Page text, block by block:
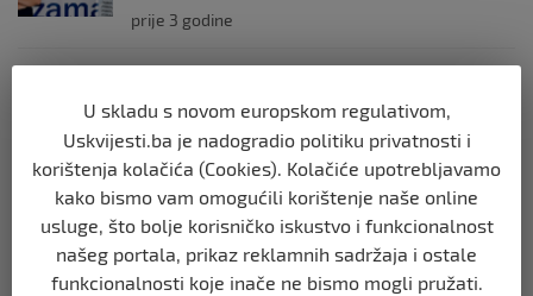
prije 3 godine
Pušenje u tinejdžerskoj dobi povezano s
manjom moći mozga!
prije 3 godine
ZDRAVLJE
U Bosni i Hercegovini nedostaje čak 50
posto ljekara opće prakse
U skladu s novom europskom regulativom,
Uskvijesti.ba je nadogradio politiku privatnosti i
korištenja kolačića (Cookies). Kolačiće upotrebljavamo
kako bismo vam omogućili korištenje naše online
usluge, što bolje korisničko iskustvo i funkcionalnost
našeg portala, prikaz reklamnih sadržaja i ostale
funkcionalnosti koje inače ne bismo mogli pružati.